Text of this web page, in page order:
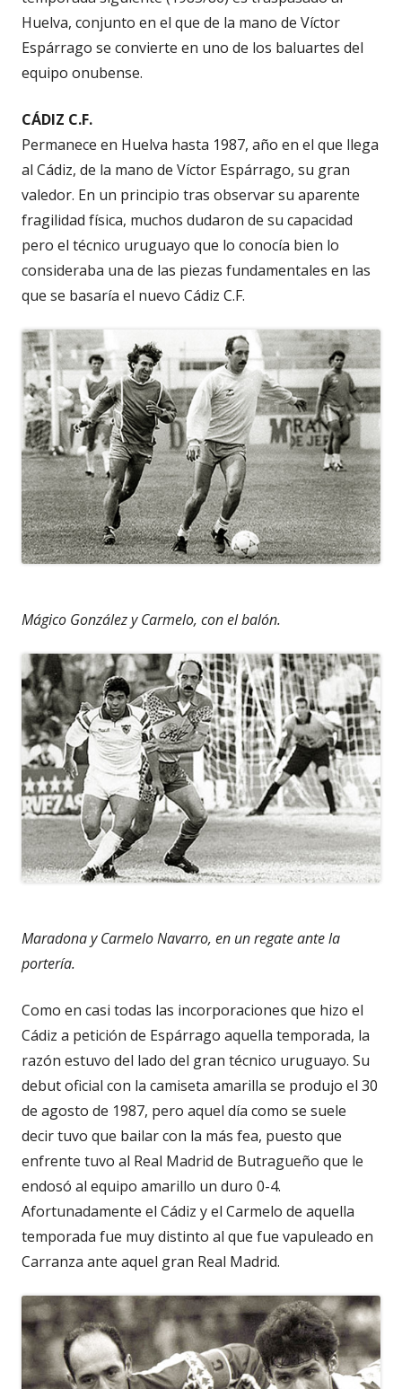
Huelva, conjunto en el que de la mano de Víctor
Espárrago se convierte en uno de los baluartes del
equipo onubense.
CÁDIZ C.F.
Permanece en Huelva hasta 1987, año en el que llega
al Cádiz, de la mano de Víctor Espárrago, su gran
valedor. En un principio tras observar su aparente
fragilidad física, muchos dudaron de su capacidad
pero el técnico uruguayo que lo conocía bien lo
consideraba una de las piezas fundamentales en las
que se basaría el nuevo Cádiz C.F.
Mágico González y Carmelo, con el balón.
Maradona y Carmelo Navarro, en un regate ante la
portería.
Como en casi todas las incorporaciones que hizo el
Cádiz a petición de Espárrago aquella temporada, la
razón estuvo del lado del gran técnico uruguayo. Su
debut oficial con la camiseta amarilla se produjo el 30
de agosto de 1987, pero aquel día como se suele
decir tuvo que bailar con la más fea, puesto que
enfrente tuvo al Real Madrid de Butragueño que le
endosó al equipo amarillo un duro 0-4.
Afortunadamente el Cádiz y el Carmelo de aquella
temporada fue muy distinto al que fue vapuleado en
Carranza ante aquel gran Real Madrid.